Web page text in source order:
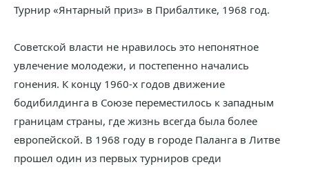
Турнир «Янтарный приз» в Прибалтике, 1968 год.
Советской власти не нравилось это непонятное
увлечение молодежи, и постепенно начались
гонения. К концу 1960-х годов движение
бодибилдинга в Союзе переместилось к западным
границам страны, где жизнь всегда была более
европейской. В 1968 году в городе Паланга в Литве
прошел один из первых турниров среди